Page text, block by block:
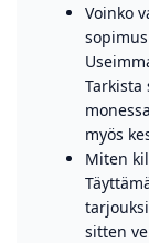
Voinko
myös
Miten
sitten